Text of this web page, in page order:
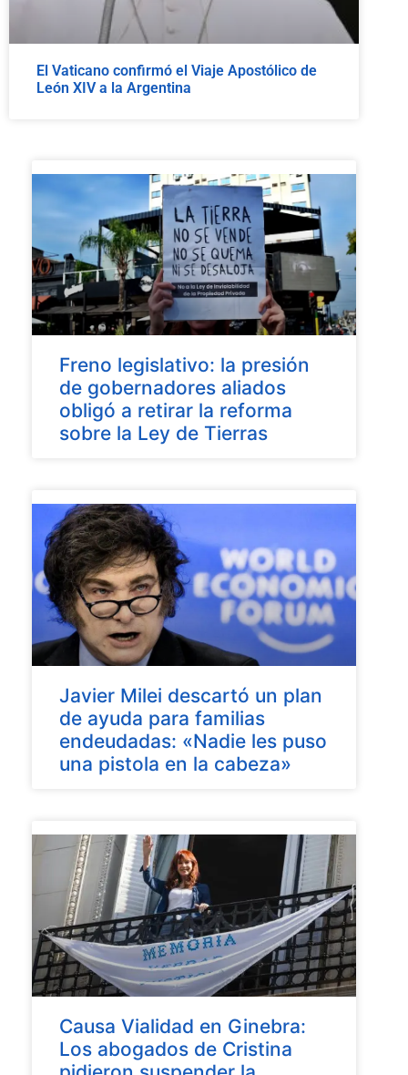
El Vaticano confirmó el Viaje Apostólico de
León XIV a la Argentina
Freno legislativo: la presión
de gobernadores aliados
obligó a retirar la reforma
sobre la Ley de Tierras
Javier Milei descartó un plan
de ayuda para familias
endeudadas: «Nadie les puso
una pistola en la cabeza»
Causa Vialidad en Ginebra:
Los abogados de Cristina